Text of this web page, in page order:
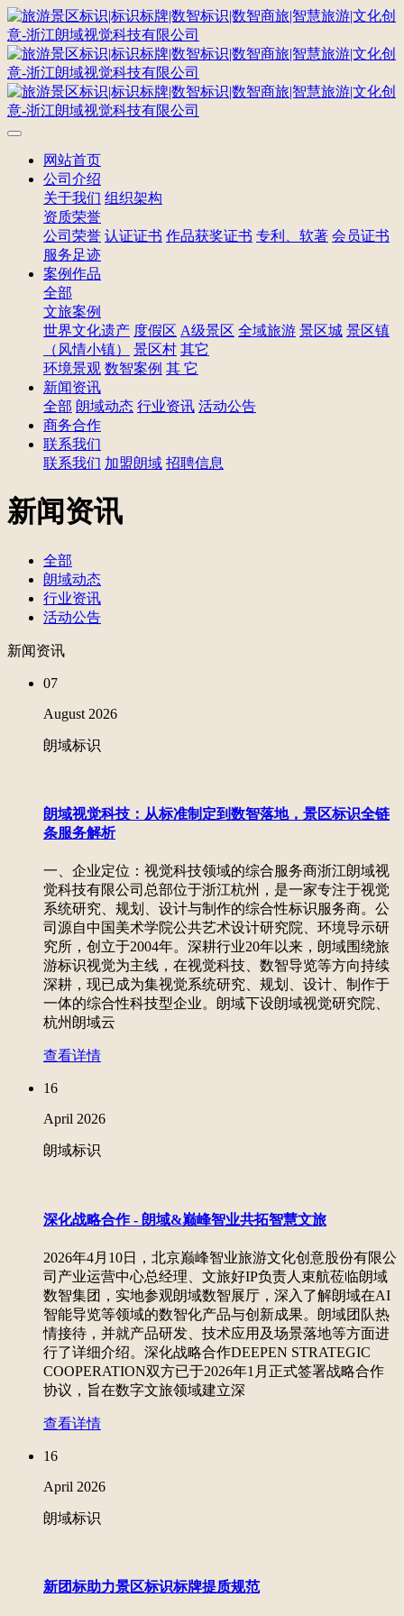
网站首页
公司介绍
关于我们 组织架构
资质荣誉
公司荣誉 认证证书 作品获奖证书 专利、软著 会员证书
服务足迹
案例作品
全部
文旅案例
世界文化遗产 度假区 A级景区 全域旅游 景区城 景区镇
（风情小镇）
景区村 其它
环境景观 数智案例 其 它
新闻资讯
全部 朗域动态 行业资讯 活动公告
商务合作
联系我们
联系我们 加盟朗域 招聘信息
新闻资讯
全部
朗域动态
行业资讯
活动公告
新闻资讯
07
August 2026
朗域标识
朗域视觉科技：从标准制定到数智落地，景区标识全链
条服务解析
一、企业定位：视觉科技领域的综合服务商浙江朗域视
觉科技有限公司总部位于浙江杭州，是一家专注于视觉
系统研究、规划、设计与制作的综合性标识服务商。公
司源自中国美术学院公共艺术设计研究院、环境导示研
究所，创立于2004年。深耕行业20年以来，朗域围绕旅
游标识视觉为主线，在视觉科技、数智导览等方向持续
深耕，现已成为集视觉系统研究、规划、设计、制作于
一体的综合性科技型企业。朗域下设朗域视觉研究院、
杭州朗域云
查看详情
16
April 2026
朗域标识
深化战略合作 - 朗域&巅峰智业共拓智慧文旅
2026年4月10日，北京巅峰智业旅游文化创意股份有限公
司产业运营中心总经理、文旅好IP负责人束航莅临朗域
数智集团，实地参观朗域数智展厅，深入了解朗域在AI
智能导览等领域的数智化产品与创新成果。朗域团队热
情接待，并就产品研发、技术应用及场景落地等方面进
行了详细介绍。深化战略合作DEEPEN STRATEGIC
COOPERATION双方已于2026年1月正式签署战略合作
协议，旨在数字文旅领域建立深
查看详情
16
April 2026
朗域标识
新团标助力景区标识标牌提质规范